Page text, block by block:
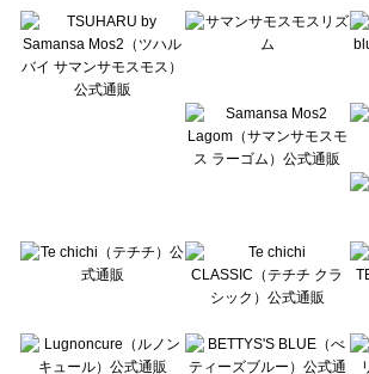
Lugnoncure（ルノンキュール）のバッグ一覧
BETTY'S BLUE（べティーズブルー）のバッグ一覧
Wpc.（ワールドパーティー）のバッグ一覧